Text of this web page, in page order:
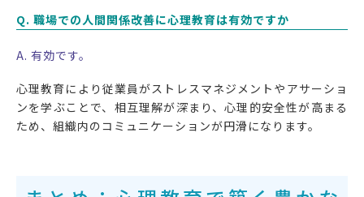
Q. 職場での人間関係改善に心理教育は有効ですか
A. 有効です。
心理教育により従業員がストレスマネジメントやアサーショ
ンを学ぶことで、相互理解が深まり、心理的安全性が高まる
ため、組織内のコミュニケーションが円滑になります。